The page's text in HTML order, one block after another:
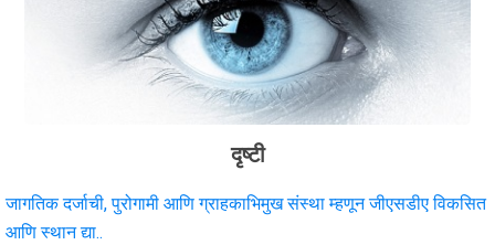
दृष्टी
जागतिक दर्जाची, पुरोगामी आणि ग्राहकाभिमुख संस्था म्हणून जीएसडीए विकसित
आणि स्थान द्या..